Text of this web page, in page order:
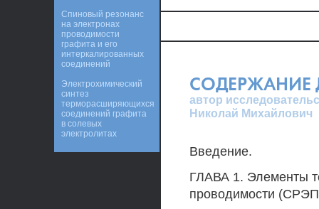
СОДЕРЖАНИЕ
автор
Николай Михайлович
Введение.
ГЛАВА 1. Элементы
проводимости
Спиновый резонанс
на электронах
проводимости
графита и его
интеркалированных
соединений
Электрохимический
синтез
терморасширяющихся
соединений графита
в солевых
электролитах